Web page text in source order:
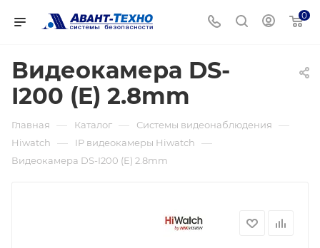
0
Видеокамера DS-
I200 (E) 2.8mm
Главная — Каталог — Системы видеонаблюдения —
Hiwatch — IP видеокамеры Hiwatch —
Видеокамера DS-I200 (E) 2.8mm